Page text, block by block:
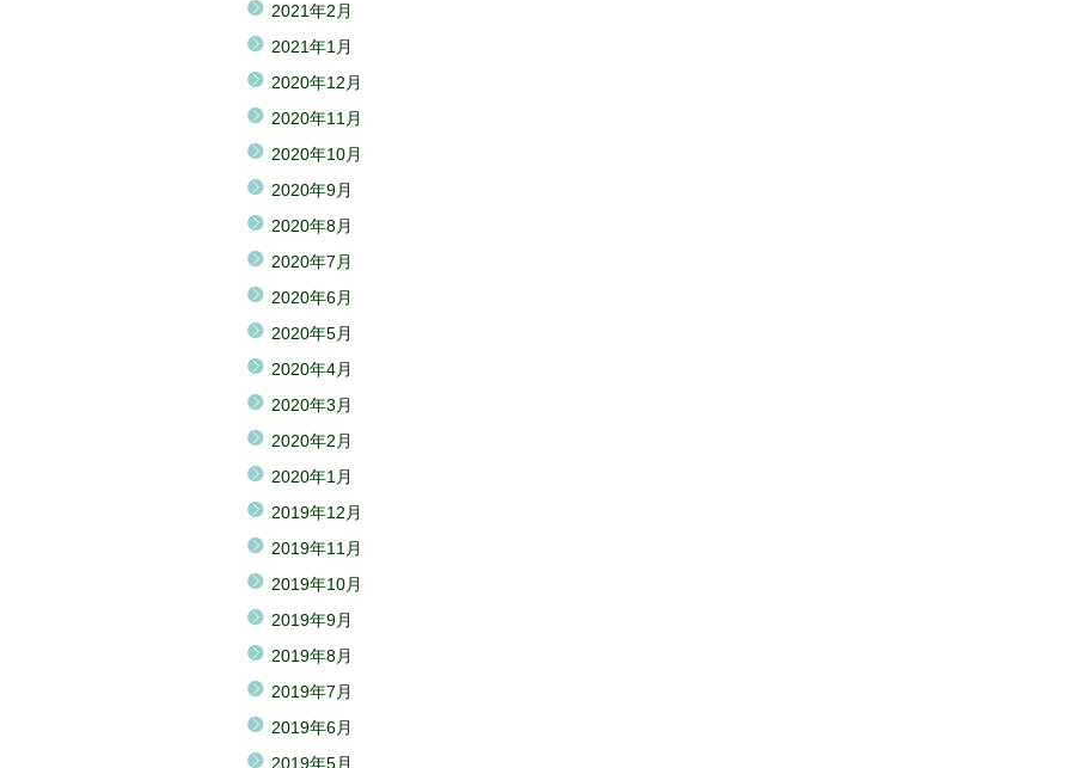
2021年2月
2021年1月
2020年12月
2020年11月
2020年10月
2020年9月
2020年8月
2020年7月
2020年6月
2020年5月
2020年4月
2020年3月
2020年2月
2020年1月
2019年12月
2019年11月
2019年10月
2019年9月
2019年8月
2019年7月
2019年6月
2019年5月